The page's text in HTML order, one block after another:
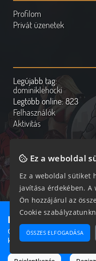
Profilom
Privát üzenetek
Legújabb tag:
dominiklehocki
Legtöbb online:823
Felhasználók
Aktivitás
Online felhasználók
186 vendég, 0 tag
2026 ©
hozzájárulásával és a
Ne maradj le
Csatlakozz most hozzánk,
közösséghez tartozni!
Ez a weboldal
Ez a weboldal sütiket
javítása érdekében.
Ön hozzájárul az
Cookie
ÖSSZES ELFOGADÁSA